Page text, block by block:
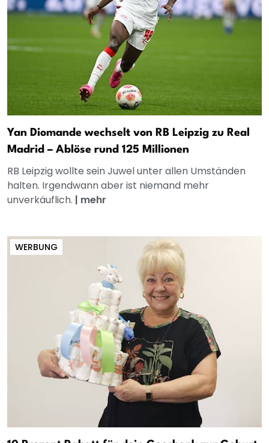
Yan Diomande wechselt von RB Leipzig zu Real
Madrid – Ablöse rund 125 Millionen
RB Leipzig wollte sein Juwel unter allen Umständen
halten. Irgendwann aber ist niemand mehr
unverkäuflich. | mehr
WERBUNG